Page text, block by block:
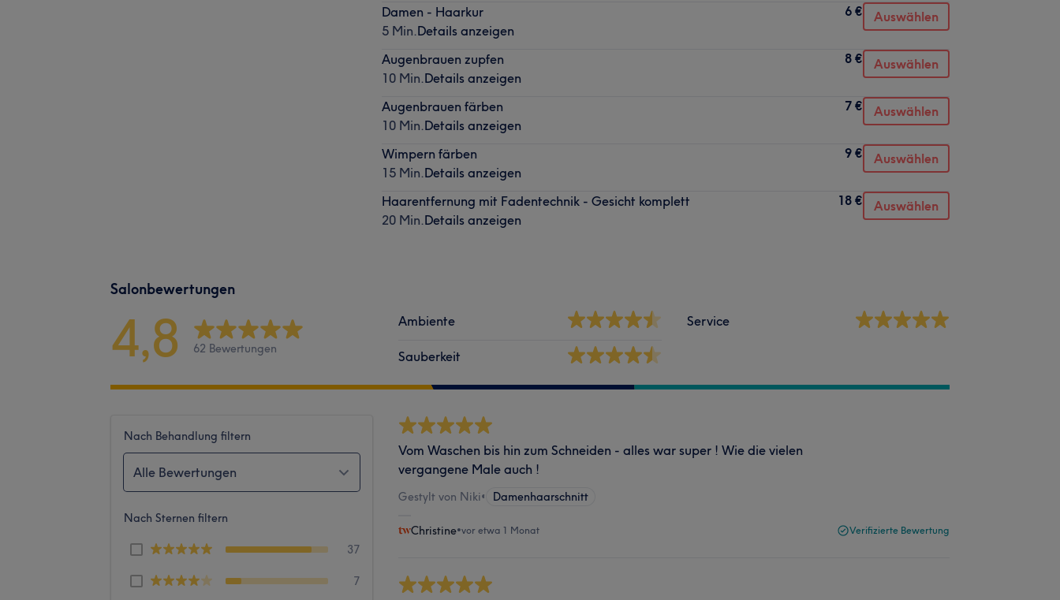
Damen - Haarkur
5 Min.Details anzeigen
6 € Auswählen
Augenbrauen zupfen
10 Min.Details anzeigen
8 € Auswählen
Augenbrauen färben
10 Min.Details anzeigen
7 € Auswählen
Wimpern färben
15 Min.Details anzeigen
9 € Auswählen
Haarentfernung mit Fadentechnik - Gesicht komplett
20 Min.Details anzeigen
18 € Auswählen
Salonbewertungen
4,8 62 Bewertungen
Ambiente
Sauberkeit
Service
Nach Behandlung filtern
Alle Bewertungen
Nach Sternen filtern
37
7
Vom Waschen bis hin zum Schneiden - alles war super ! Wie die vielen
vergangene Male auch !
Gestylt von Niki• Damenhaarschnitt
Christine•vor etwa 1 Monat Verifizierte Bewertung